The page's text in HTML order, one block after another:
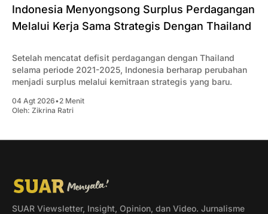
Indonesia Menyongsong Surplus Perdagangan
Melalui Kerja Sama Strategis Dengan Thailand
Setelah mencatat defisit perdagangan dengan Thailand
selama periode 2021-2025, Indonesia berharap perubahan
menjadi surplus melalui kemitraan strategis yang baru.
04 Agt 2026•2 Menit
Oleh: Zikrina Ratri
SUAR Viewsletter, Insight, Opinion, dan Video. Jurnalisme